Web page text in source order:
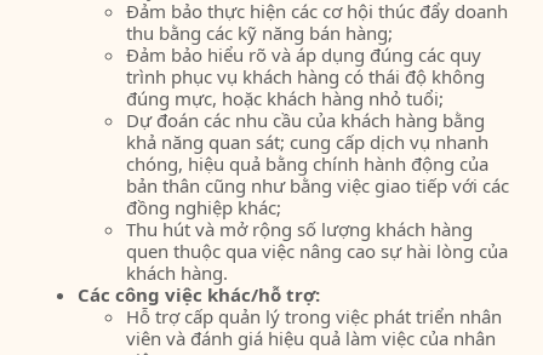
Đảm bảo thực hiện các cơ hội thúc đẩy doanh
thu bằng các kỹ năng bán hàng;
Đảm bảo hiểu rõ và áp dụng đúng các quy
trình phục vụ khách hàng có thái độ không
đúng mực, hoặc khách hàng nhỏ tuổi;
Dự đoán các nhu cầu của khách hàng bằng
khả năng quan sát; cung cấp dịch vụ nhanh
chóng, hiệu quả bằng chính hành động của
bản thân cũng như bằng việc giao tiếp với các
đồng nghiệp khác;
Thu hút và mở rộng số lượng khách hàng
quen thuộc qua việc nâng cao sự hài lòng của
khách hàng.
Các công việc khác/hỗ trợ:
Hỗ trợ cấp quản lý trong việc phát triển nhân
viên và đánh giá hiệu quả làm việc của nhân